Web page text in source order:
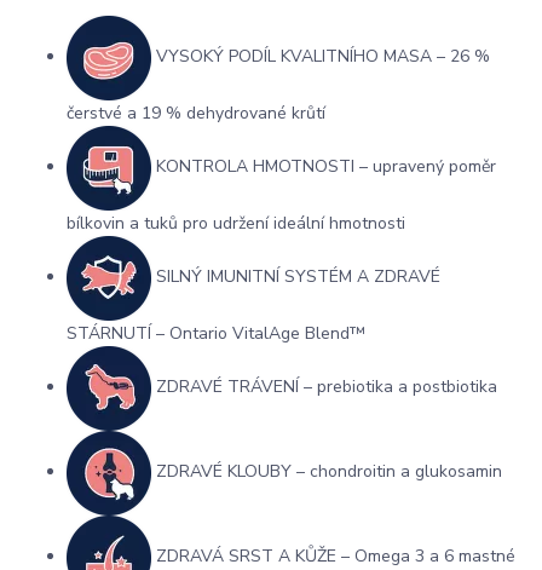
VYSOKÝ PODÍL KVALITNÍHO MASA – 26 %
čerstvé a 19 % dehydrované krůtí
KONTROLA HMOTNOSTI – upravený poměr
bílkovin a tuků pro udržení ideální hmotnosti
SILNÝ IMUNITNÍ SYSTÉM A ZDRAVÉ
STÁRNUTÍ – Ontario VitalAge Blend™
ZDRAVÉ TRÁVENÍ – prebiotika a postbiotika
ZDRAVÉ KLOUBY – chondroitin a glukosamin
ZDRAVÁ SRST A KŮŽE – Omega 3 a 6 mastné